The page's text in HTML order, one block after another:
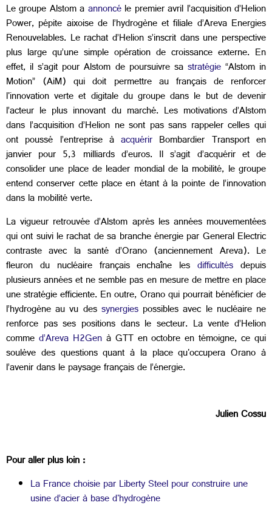
Le groupe Alstom aannoncéle premier avril l’acquisition d’Helion
Power, pépite aixoise de l’hydrogène et filiale d’Areva Energies
Renouvelables. Le rachat d’Helion s’inscrit dans une perspective
plus large qu’une simple opération de croissance externe. En
effet, il s’agit pour Alstom de poursuivre sa stratégie“Alstom in
Motion” (AiM) qui doit permettre au français de renforcer
l'innovation verte et digitale du groupe dans le but de devenir
l’acteur le plus innovant du marché. Les motivations d’Alstom
dans l’acquisition d’Helion ne sont pas sans rappeler celles qui
ont poussé l’entreprise àacquérir Bombardier Transport en
janvier pour 5,3 milliards d’euros. Il s’agit d’acquérir et de
consolider une place de leader mondial de la mobilité, le groupe
entend conserver cette place en étant à la pointe de l’innovation
dans la mobilité verte.
La vigueur retrouvée d’Alstom après les années mouvementées
qui ont suivi le rachat de sa branche énergie par General Electric
contraste avec la santé d’Orano (anciennement Areva). Le
fleuron du nucléaire français enchaîne lesdifficultés depuis
plusieurs années et ne semble pas en mesure de mettre en place
une stratégie efficiente. En outre, Orano qui pourrait bénéficier de
l’hydrogène au vu des synergiespossibles avec le nucléaire ne
renforce pas ses positions dans le secteur. La vente d’Helion
comme d’Areva H2Genà GTT en octobre en témoigne, ce qui
soulève des questions quant à la place qu'occupera Orano à
l’avenir dans le paysage français de l’énergie.
Julien Cossu
Pour aller plus loin :
La France choisie par Liberty Steel pour construire une
usine d’acier à base d'hydrogène